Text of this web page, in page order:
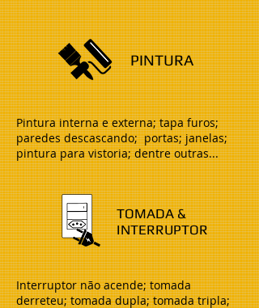
PINTURA
Pintura interna e externa; tapa furos;
paredes descascando; portas; janelas;
pintura para vistoria; dentre outras...
TOMADA &
INTERRUPTOR
Interruptor não acende; tomada
derreteu; tomada dupla; tomada tripla;